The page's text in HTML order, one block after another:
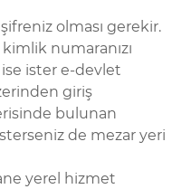
olması gerekir.
numaranızı
ise ister e-devlet
giriş
bulunan
de mezar yeri
yerel hizmet